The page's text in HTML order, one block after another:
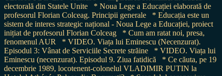
electorală din Statele Unite
* Noua Lege a Educației elaborată de
profesorul Florian Colceag. Principii generale
* Educația este un
sistem de interes strategic național - Noua Lege a Educației, proiect
inițiat de profesorul Florian Colceag
* Cum am ratat noi, presa,
fenomenul AUR
* VIDEO. Viața lui Eminescu (Necenzurat).
Episodul 3: Vânat de Serviciile Secrete străine
* VIDEO. Viața lui
Eminescu (necenzurat). Episodul 9. Ziua fatidică
* Ce căuta, pe 19
decembrie 1989, locotenent-colonelul VLADIMIR PUTIN la